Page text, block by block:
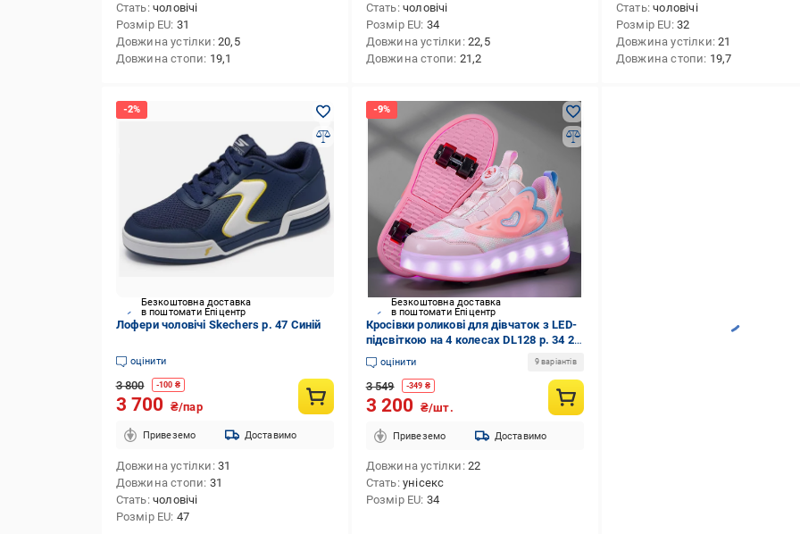
Стать чоловічі
Розмір EU 31
Довжина устілки 20,5
Довжина стопи 19,1
Стать чоловічі
Розмір EU 34
Довжина устілки 22,5
Довжина стопи 21,2
Стать чоловічі
Розмір EU 32
Довжина устілки 21
Довжина стопи 19,7
Безкоштовна доставка
в поштомати Епіцентр
Лофери чоловічі Skechers р. 47 Синій
оцінити
3 800 -100 ₴
3 700 ₴/пар
Привеземо Доставимо
Довжина устілки 31
Довжина стопи 31
Стать чоловічі
Розмір EU 47
Безкоштовна доставка
в поштомати Епіцентр
Кросівки роликові для дівчаток з LED-
підсвіткою на 4 колесах DL128 р. 34 22
см Білий/Рожевий (DL13134)
оцінити 9 варіантів
3 549 -349 ₴
3 200 ₴/шт.
Привеземо Доставимо
Довжина устілки 22
Стать унісекс
Розмір EU 34